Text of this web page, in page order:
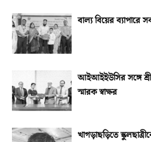
বাল্য বিয়ের ব্যাপারে
আইআইইউসির সঙ্গে
স্মারক স্বাক্ষর
খাগড়াছড়িতে